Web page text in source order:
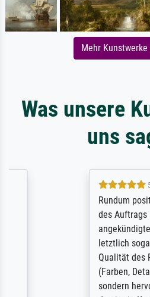
Mehr
Was unsere
uns
5 / 5
Rundum positive
des Auftrags hat eine
angekündigte Lieferzeit
letztlich sogar etwas
Qualität des Papiers und
(Farben, Details usw.) ist
sondern hervorragend.